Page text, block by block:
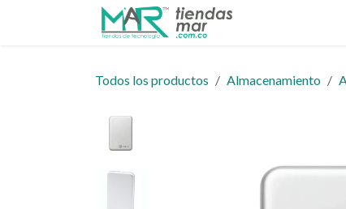
Todos los productos Almacenamiento